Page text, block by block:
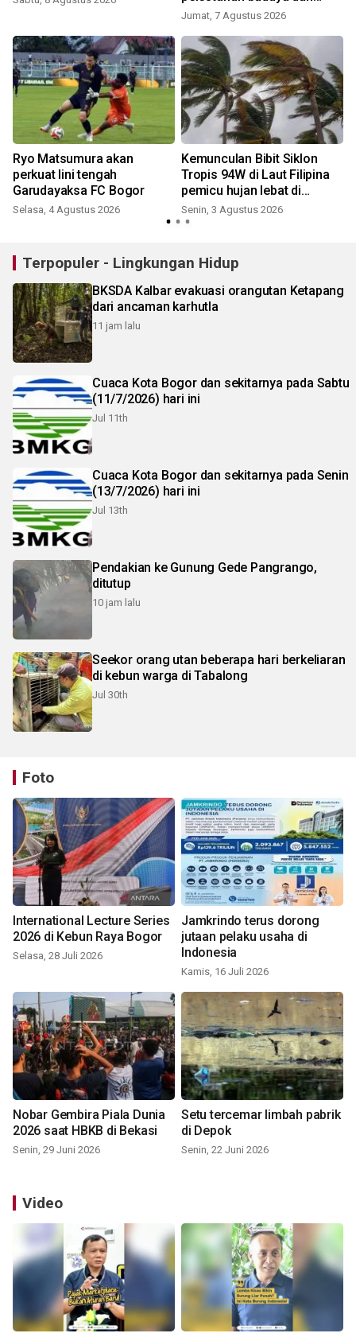
ekonomi masyarakat
Jumat, 7 Agustus 2026
Ryo Matsumura akan
perkuat lini tengah
Garudayaksa FC Bogor
Selasa, 4 Agustus 2026
Kemunculan Bibit Siklon
Tropis 94W di Laut Filipina
pemicu hujan lebat di
wilayah Sumatera
Senin, 3 Agustus 2026
Terpopuler - Lingkungan Hidup
BKSDA Kalbar evakuasi orangutan Ketapang
dari ancaman karhutla
11 jam lalu
Cuaca Kota Bogor dan sekitarnya pada Sabtu
(11/7/2026) hari ini
Jul 11th
Cuaca Kota Bogor dan sekitarnya pada Senin
(13/7/2026) hari ini
Jul 13th
Pendakian ke Gunung Gede Pangrango,
ditutup
10 jam lalu
Seekor orang utan beberapa hari berkeliaran
di kebun warga di Tabalong
Jul 30th
Foto
International Lecture Series
2026 di Kebun Raya Bogor
Selasa, 28 Juli 2026
Jamkrindo terus dorong
jutaan pelaku usaha di
Indonesia
Kamis, 16 Juli 2026
Nobar Gembira Piala Dunia
2026 saat HBKB di Bekasi
Senin, 29 Juni 2026
Setu tercemar limbah pabrik
di Depok
Senin, 22 Juni 2026
Video